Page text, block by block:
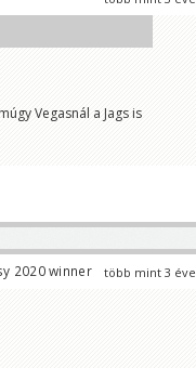
Vegasnál a Jags is
több mint 3 éve
2020 winner